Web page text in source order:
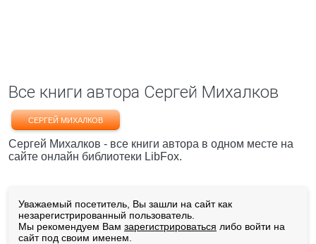
Все книги автора Сергей Михалков
СЕРГЕЙ МИХАЛКОВ
Сергей Михалков - все книги автора в одном месте на
сайте онлайн библиотеки LibFox.
Уважаемый посетитель, Вы зашли на сайт как
незарегистрированный пользователь.
Мы рекомендуем Вам зарегистрироваться либо войти на
сайт под своим именем.